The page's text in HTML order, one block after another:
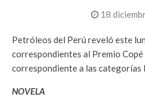
18
Petróleos del Perú reveló este
correspondientes al Premio
correspondiente a las categorías
NOVELA